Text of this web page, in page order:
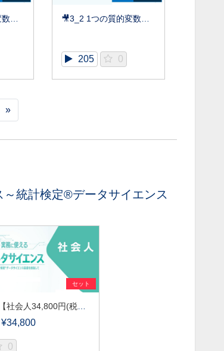
205 0
»
統計検定®データサイエンス
セット
🎥【社会人34,800円(税込)】実務に使えるデータサイエンス～統計検定(R)データサイエンス基礎を目指して～［京都大学データサイエンス講座］（2026）
¥34,800
0